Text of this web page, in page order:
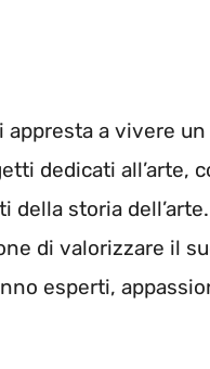
appresta a vivere
dedicati all’arte,
della storia
di valorizzare il
esperti,